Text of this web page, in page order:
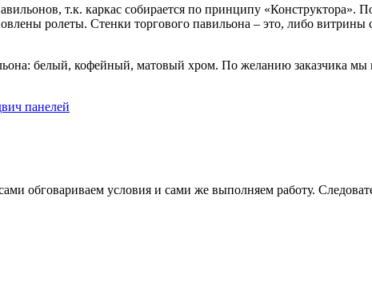
т.к. каркас собирается по принципу «Конструктора».
ролеты. Стенки торгового павильона – это, либо
белый, кофейный, матовый хром. По желанию заказчика мы
панелей
обговариваем условия и сами же выполняем работу.